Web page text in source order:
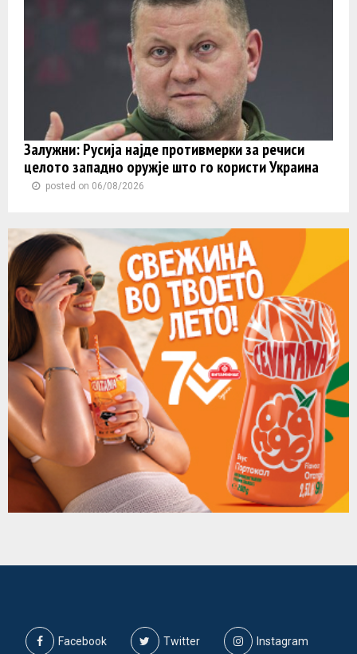
Залужни: Русија најде противмерки за речиси
целото западно оружје што го користи Украина
posted on 06/08/2026
Facebook Twitter Instagram